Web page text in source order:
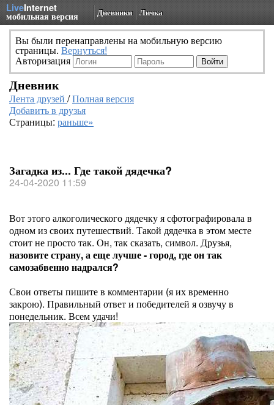
LiveInternet
мобильная версия Дневники Личка
Вы были перенаправлены на мобильную версию
страницы. Вернуться!
Авторизация
Дневник
Лента друзей /Полная версия
Добавить в друзья
Страницы: раньше»
Загадка из... Где такой дядечка?
24-04-2020 11:59
Вот этого алкоголического дядечку я сфотографировала в
одном из своих путешествий. Такой дядечка в этом месте
стоит не просто так. Он, так сказать, символ. Друзья,
назовите страну, а еще лучше - город, где он так
самозабвенно надрался?
Свои ответы пишите в комментарии (я их временно
закрою). Правильный ответ и победителей я озвучу в
понедельник. Всем удачи!